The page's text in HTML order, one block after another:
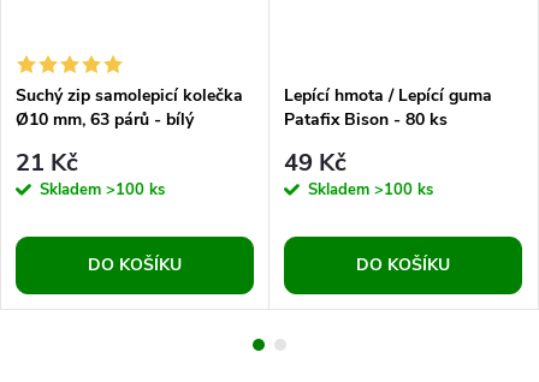
Suchý zip samolepicí kolečka
Ø10 mm, 63 párů - bílý
21 Kč
Skladem >100 ks
DO KOŠÍKU
Lepící hmota / Lepící guma
Patafix Bison - 80 ks
49 Kč
Skladem >100 ks
DO KOŠÍKU